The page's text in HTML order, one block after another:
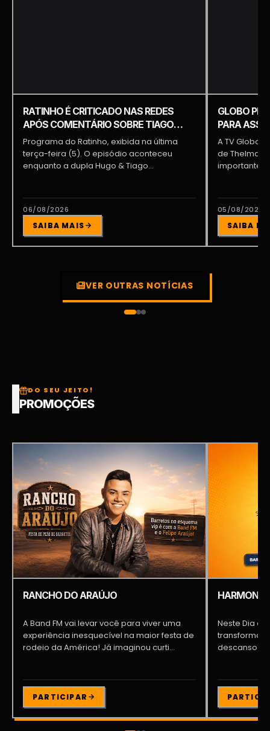
RATINHO É CRITICADO NAS REDES
APÓS COMENTÁRIO SOBRE TIAGO
PIQUILO DURANTE PROGRAMA
Programa do Ratinho, exibida na última
terça-feira (5). O episódio aconteceu
enquanto a dupla Hugo & Tiago
06/08/2026
SAIBA MAIS
GLOBO
PARA
BRAGA E
A TV Globo
de Thelma
importante
05/08/2026
SAIBA
VER OUTRAS NOTÍCIAS
DO SEU JEITO!
PROMOÇÕES
RANCHO DO ARAÚJO
A Band FM vai levar você para viver uma
experiência inesquecível na maior festa de
rodeio da América! Já imaginou curti...
PARTICIPAR
Neste Dia
transformar
descanso